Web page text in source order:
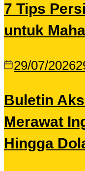
7 Tips
untuk
29/07/2026
Buletin
Merawat
Hingga